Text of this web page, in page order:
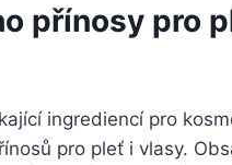
přínosy pro
ingrediencí pro
pro pleť i vlasy.